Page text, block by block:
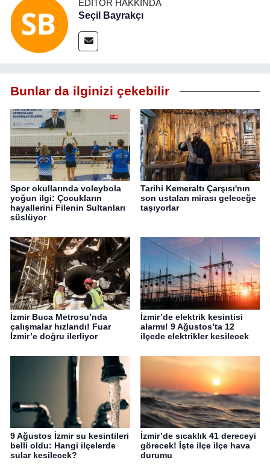
EDITÖR HAKKINDA
Seçil Bayrakçı
Bunlar da ilginizi çekebilir
Spor okullarında voleybola
yoğun ilgi: Çocukların
hayallerini Filenin Sultanları
süslüyor
Tarihi Kemeraltı Çarşısı'nın
son ustaları mirası geleceğe
taşıyorlar
İzmir Buca Metrosu’nda
çalışmalar hızlandı! Fuar
İzmir’e doğru ilerliyor
İzmir’de elektrik kesintisi
alarmı! 9 Ağustos’ta 12
ilçede elektrikler kesilecek
9 Ağustos İzmir su kesintileri
belli oldu: Hangi ilçelerde
sular kesilecek?
İzmir’de sıcaklık 41 dereceyi
görecek! İşte ilçe ilçe hava
durumu